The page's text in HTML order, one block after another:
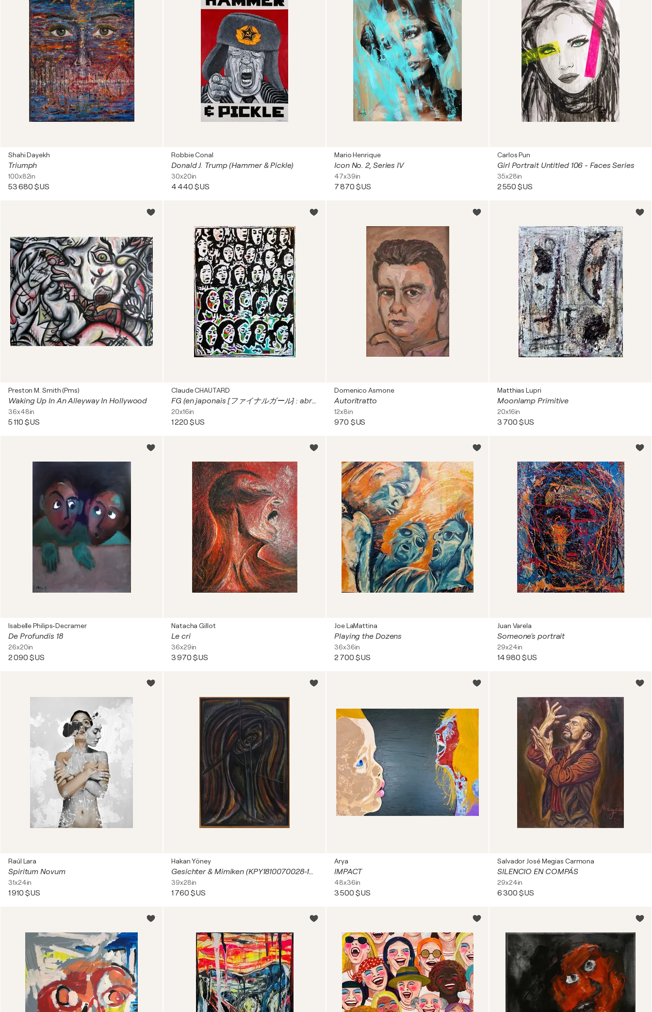
Shahi Dayekh
Triumph
100x82in
53 680 $US
Robbie Conal
Donald J. Trump (Hammer & Pickle)
30x20in
4 440 $US
Mario Henrique
Icon No. 2, Series IV
47x39in
7 870 $US
Carlos Pun
Girl Portrait Untitled 106 - Faces Series
35x28in
2 550 $US
Preston M. Smith (Pms)
Waking Up In An Alleyway In Hollywood
36x48in
5 110 $US
Claude CHAUTARD
FG (en japonais [ファイナルガール] : abréviation de Fainaru Gāru <la dernière survivante dans les films d'horreur>)
20x16in
1 220 $US
Domenico Asmone
Autoritratto
12x8in
970 $US
Matthias Lupri
Moonlamp Primitive
20x16in
3 700 $US
Isabelle Philips-Decramer
De Profundis 18
26x20in
2 090 $US
Natacha Gillot
Le cri
36x29in
3 970 $US
Joe LaMattina
Playing the Dozens
36x36in
2 700 $US
Juan Varela
Someone's portrait
29x24in
14 980 $US
Raúl Lara
Spiritum Novum
31x24in
1 910 $US
Hakan Yöney
Gesichter & Mimiken (KPY1810070028-131)
39x28in
1 760 $US
Arya
IMPACT
48x36in
3 500 $US
Salvador José Megias Carmona
SILENCIO EN COMPÁS
29x24in
6 300 $US